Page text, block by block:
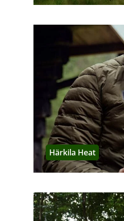
dass sich der Jäger voll
Details. So gibt es in den
, erklärt Adina
Wichtige Serien
Axis MSP
Härkila Axis MSPfinden
Weise, wie Schalenwild
AXIS MSP-Camouflage
weniger sichtbar zu
Für die Jagd bei
die Konturen des Jägers
der Pirsch ermöglichen.
Härkila Heat